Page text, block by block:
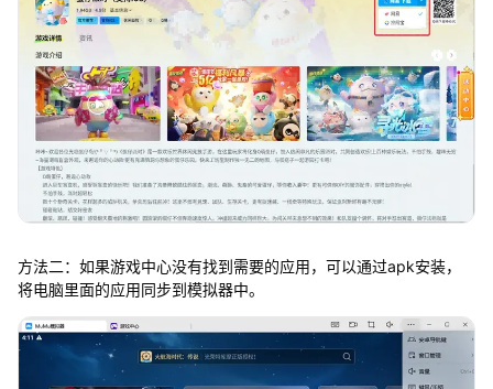
方法二：如果游戏中心没有找到需要的应用，可以通过apk安装，
将电脑里面的应用同步到模拟器中。